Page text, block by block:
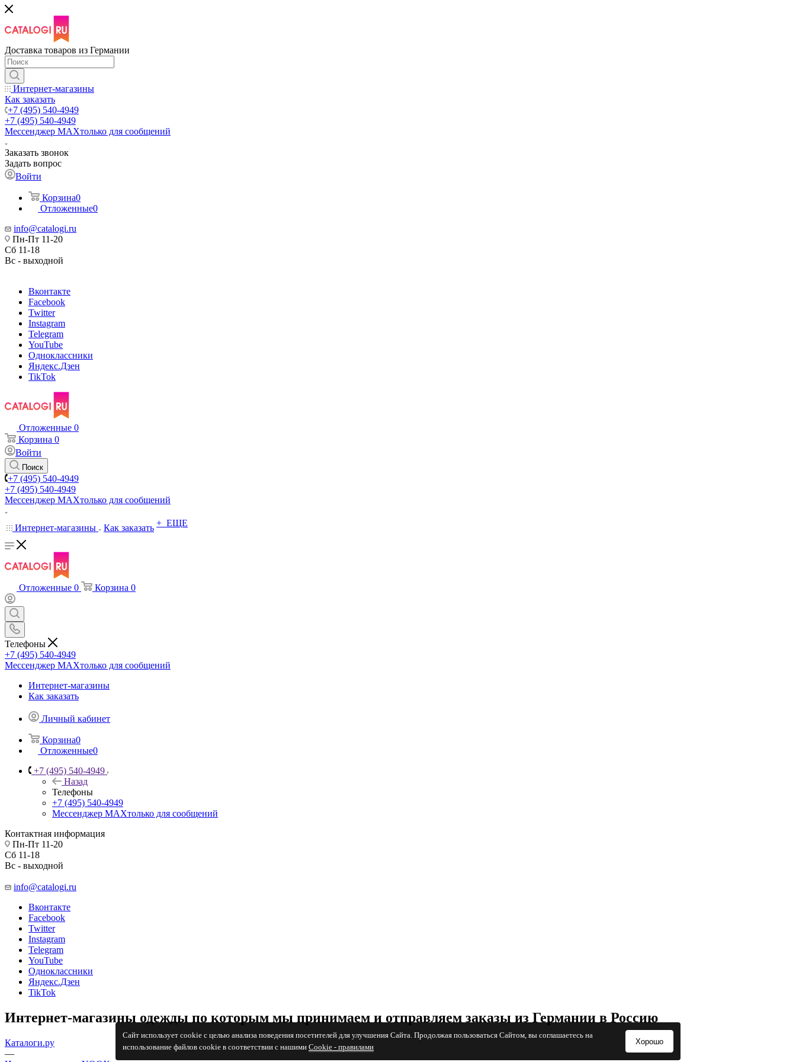
Сайт использует cookie с целью анализа поведения посетителей для улучшения Сайта. Продолжая пользоваться Сайтом, вы соглашаетесь на
использование файлов cookie в соответствии с нашими Cookiе - правилами
Хорошо
Доставка товаров из Германии
Интернет-магазины
Как заказать
+7 (495) 540-4949
+7 (495) 540-4949
Мессенджер МАХтолько для сообщений
Заказать звонок
Задать вопрос
Войти
Корзина0
Отложенные0
info@catalogi.ru
Пн-Пт 11-20
Сб 11-18
Вс - выходной
Вконтакте
Facebook
Twitter
Instagram
Telegram
YouTube
Одноклассники
Яндекс.Дзен
TikTok
Отложенные 0
Корзина 0
Войти
Поиск
+7 (495) 540-4949
+7 (495) 540-4949
Мессенджер МАХтолько для сообщений
Интернет-магазины Как заказать + ЕЩЕ
Отложенные 0 Корзина 0
Телефоны
+7 (495) 540-4949
Мессенджер МАХтолько для сообщений
Интернет-магазины
Как заказать
Личный кабинет
Корзина0
Отложенные0
+7 (495) 540-4949
Назад
Телефоны
+7 (495) 540-4949
Мессенджер МАХтолько для сообщений
Контактная информация
Пн-Пт 11-20
Сб 11-18
Вс - выходной
info@catalogi.ru
Вконтакте
Facebook
Twitter
Instagram
Telegram
YouTube
Одноклассники
Яндекс.Дзен
TikTok
Интернет-магазины одежды по которым мы принимаем и отправляем заказы из Германии в Россию
Каталоги.ру
—